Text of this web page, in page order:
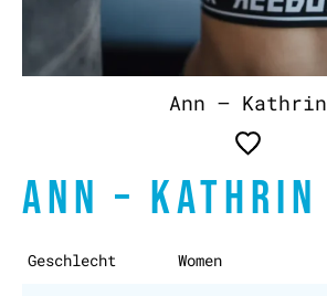
Ann – Kathrin
ANN – KATHRIN
Geschlecht Women